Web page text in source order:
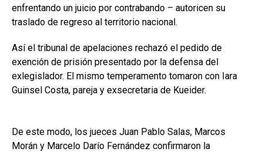
enfrentando un juicio por contrabando – autoricen su
traslado de regreso al territorio nacional.
Así el tribunal de apelaciones rechazó el pedido de
exención de prisión presentado por la defensa del
exlegislador. El mismo temperamento tomaron con Iara
Guinsel Costa, pareja y exsecretaria de Kueider.
De este modo, los jueces Juan Pablo Salas, Marcos
Morán y Marcelo Darío Fernández confirmaron la